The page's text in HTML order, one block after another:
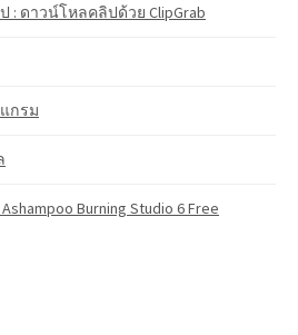
: ดาวน์โหลคลิปด้วย ClipGrab
กรม
Burning Studio 6 Free